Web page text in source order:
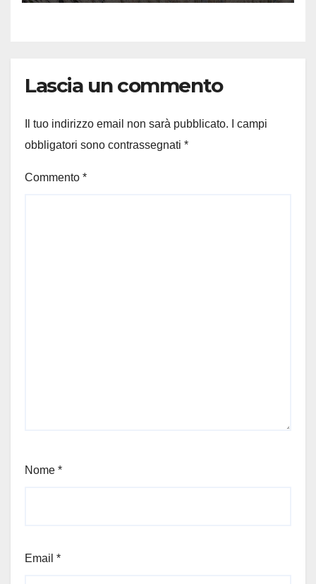
Lascia un commento
Il tuo indirizzo email non sarà pubblicato.
I campi
obbligatori sono contrassegnati *
Commento *
Nome *
Email *